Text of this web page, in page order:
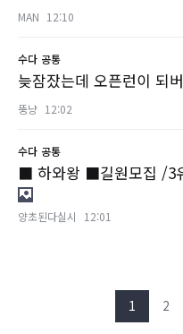
MAN 12:10
수다 공통
늦잠잤는데 오픈런이 되
뚱냥 12:02
수다 공통
■ 하와왕 ■길원모집 /3
양초된다실시 12:01
1 2